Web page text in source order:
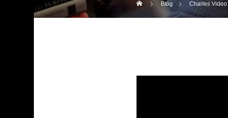
Blog Charles Video